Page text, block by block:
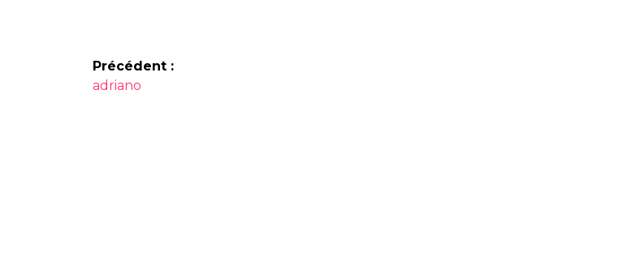
Navigation
de
Précédent :
Article
adriano